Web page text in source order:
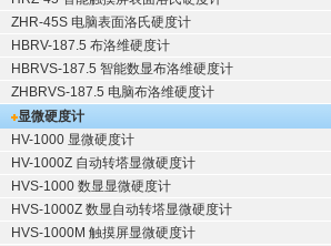
ZHR-45S 电脑表面洛氏硬度计
HBRV-187.5 布洛维硬度计
HBRVS-187.5 智能数显布洛维硬度计
ZHBRVS-187.5 电脑布洛维硬度计
显微硬度计
HV-1000 显微硬度计
HV-1000Z 自动转塔显微硬度计
HVS-1000 数显显微硬度计
HVS-1000Z 数显自动转塔显微硬度计
HVS-1000M 触摸屏显微硬度计